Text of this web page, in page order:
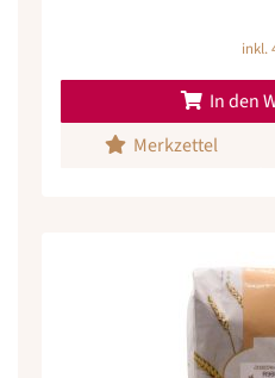
inkl.
In den
Merkzettel